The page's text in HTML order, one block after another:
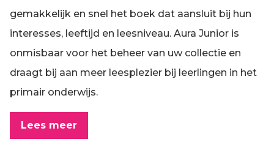
gemakkelijk en snel het boek dat aansluit bij hun
interesses, leeftijd en leesniveau. Aura Junior is
onmisbaar voor het beheer van uw collectie en
draagt bij aan meer leesplezier bij leerlingen in het
primair onderwijs.
Lees meer